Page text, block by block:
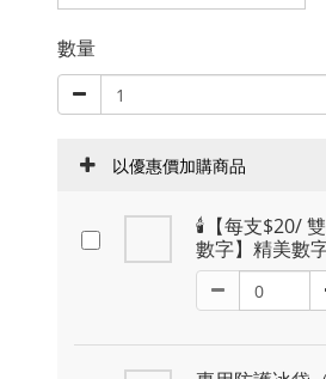
數量
以優惠價加購商品
🕯️【每支$20/
數字】精美數